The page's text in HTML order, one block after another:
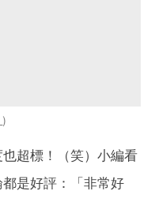
超標！（笑）小編看
是好評：「非常好